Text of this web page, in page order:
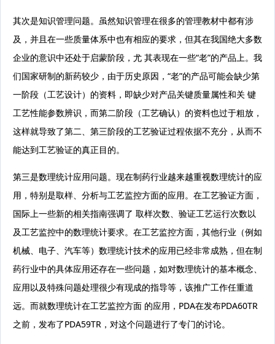
其次是知识管理问题。虽然知识管理在很多的管理教材中都有涉
及，并且在一些质量体系中也有相应的要求，但其在我国绝大多数
企业的意识中还处于启蒙阶段，尤 其表现在一些“老”的产品上。我
们国家研制的新药较少，由于历史原因，“老”的产品可能会缺少第
一阶段（工艺设计）的资料，即缺少对产品关键质量属性和关 键
工艺性能参数辨识，而第二阶段（工艺确认）的资料也过于粗放，
这样就导致了第二、第三阶段的工艺验证过程依据不充分，从而不
能达到工艺验证的真正目的。
第三是数理统计应用问题。现在制药行业越来越重视数理统计的应
用，特别是取样、分析与工艺监控方面的应用。在工艺验证方面，
国际上一些新的相关指南强调了 取样次数、验证工艺运行次数以
及工艺监控中的数理统计要求。在工艺监控方面，其他行业（例如
机械、电子、汽车等）数理统计技术的应用已经非常成熟，但在制
药行业中的具体应用还存在一些问题，如对数理统计的基本概念、
应用以及特殊问题处理很少有现成的指导等，该推广工作任重道
远。而就数理统计在工艺监控方面 的应用，PDA在发布PDA60TR
之前，发布了PDA59TR，对这个问题进行了专门的讨论。